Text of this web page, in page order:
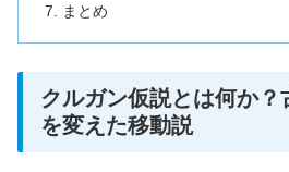
まとめ
クルガン仮説とは何か？
を変えた移動説